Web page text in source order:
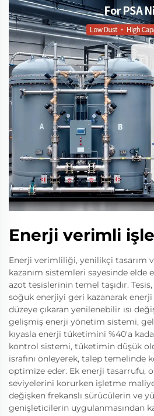
Enerji verimli
Enerji verimliliği, yenilikçi tasarım
kazanım sistemleri sayesinde
azot tesislerinin temel taşıdır.
soğuk enerjiyi geri kazanarak enerji
düzeye çıkaran yenilenebilir ısı
gelişmiş enerji yönetim sistemi,
kıyasla enerji tüketimini %40'a
kontrol sistemi, tüketimin düşük
israfını önleyerek, talep temelinde
optimize eder. Ek enerji tasarrufu,
seviyelerini korurken işletme
değişken frekanslı sürücülerin ve
genişleticilerin uygulanmasından